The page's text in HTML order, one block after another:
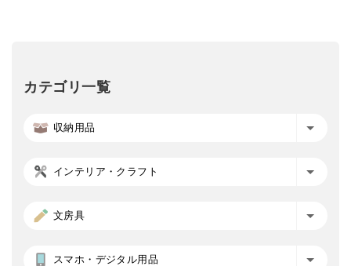
カテゴリ一覧
収納用品
インテリア・クラフト
文房具
スマホ・デジタル用品